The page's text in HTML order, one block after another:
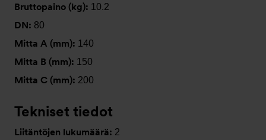
Bruttopaino (kg): 10.2
DN: 80
Mitta A (mm): 140
Mitta B (mm): 150
Mitta C (mm): 200
Tekniset tiedot
Liitäntöjen lukumäärä: 2